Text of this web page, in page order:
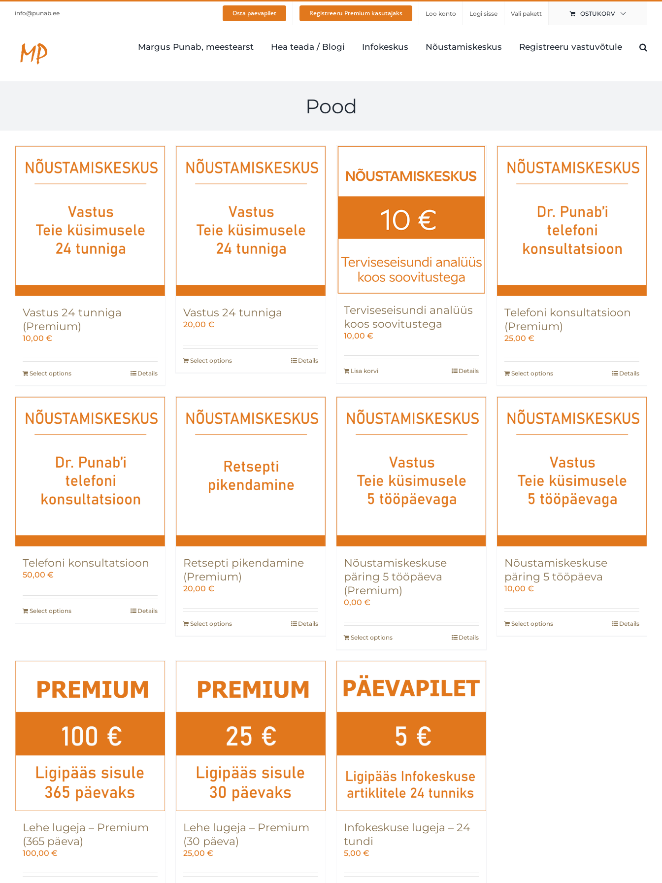
Skip
info@punab.ee Osta päevapilet Registreeru Premium kasutajaks Loo konto Logi sisse Vali pakett OSTUKORV
Margus Punab, meestearst Hea teada / Blogi Infokeskus Nõustamiskeskus Registreeru vastuvõtule
Pood
Vastus 24 tunniga
(Premium)
10,00 €
Select options Details
Vastus 24 tunniga
20,00 €
Select options Details
Terviseseisundi analüüs
koos soovitustega
10,00 €
Lisa korvi Details
Telefoni konsultatsioon
(Premium)
25,00 €
Select options Details
Telefoni konsultatsioon
50,00 €
Select options Details
Retsepti pikendamine
(Premium)
20,00 €
Select options Details
Nõustamiskeskuse
päring 5 tööpäeva
(Premium)
0,00 €
Select options Details
Nõustamiskeskuse
päring 5 tööpäeva
10,00 €
Select options Details
Lehe lugeja – Premium
(365 päeva)
100,00 €
Lehe lugeja – Premium
(30 päeva)
25,00 €
Infokeskuse lugeja – 24
tundi
5,00 €